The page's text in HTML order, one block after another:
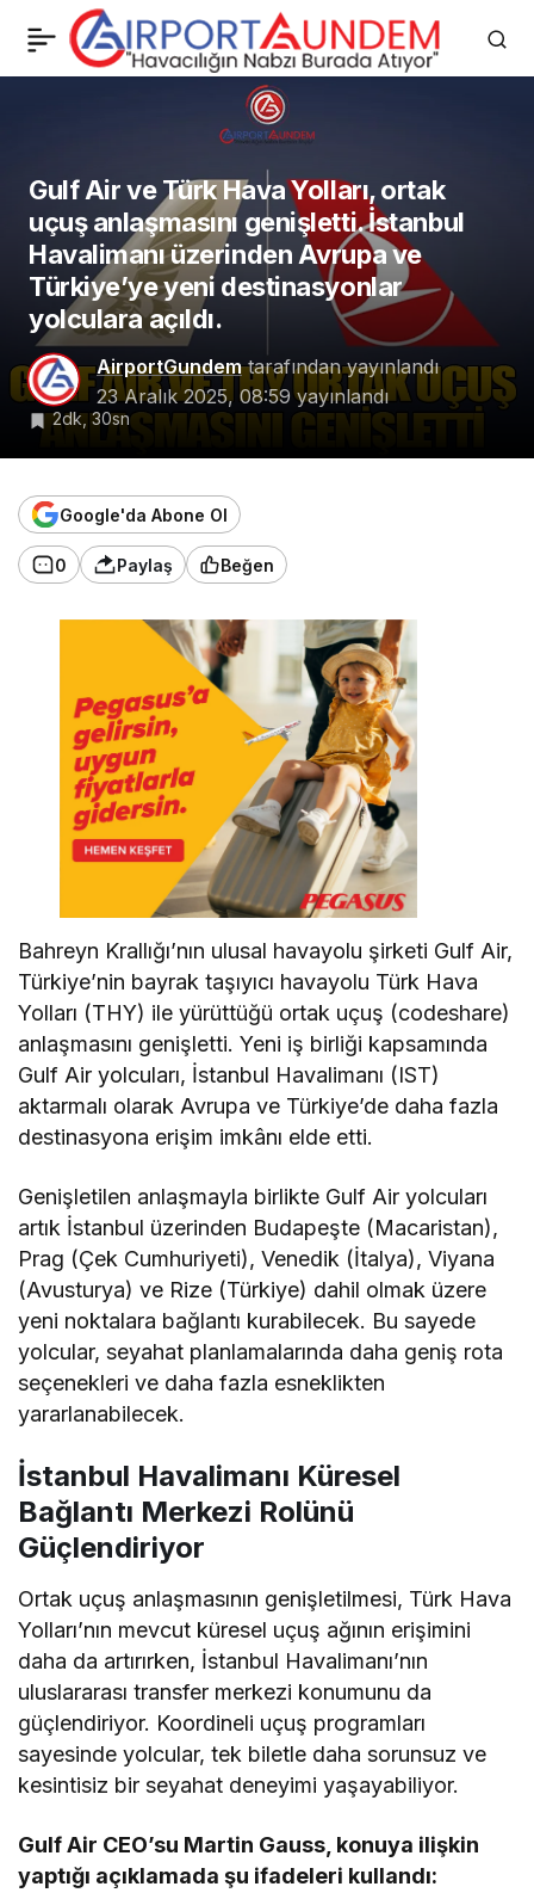
Gulf Air ve Türk Hava Yolları, ortak
uçuş anlaşmasını genişletti. İstanbul
Havalimanı üzerinden Avrupa ve
Türkiye’ye yeni destinasyonlar
yolculara açıldı.
AirportGundemtarafından yayınlandı
23 Aralık 2025, 08:59yayınlandı
2dk, 30sn
Google'da Abone Ol
0 Paylaş Beğen
Bahreyn Krallığı’nın ulusal havayolu şirketi Gulf Air,
Türkiye’nin bayrak taşıyıcı havayolu Türk Hava
Yolları (THY) ile yürüttüğü ortak uçuş (codeshare)
anlaşmasını genişletti. Yeni iş birliği kapsamında
Gulf Air yolcuları, İstanbul Havalimanı (IST)
aktarmalı olarak Avrupa ve Türkiye’de daha fazla
destinasyona erişim imkânı elde etti.
Genişletilen anlaşmayla birlikte Gulf Air yolcuları
artık İstanbul üzerinden Budapeşte (Macaristan),
Prag (Çek Cumhuriyeti), Venedik (İtalya), Viyana
(Avusturya) ve Rize (Türkiye) dahil olmak üzere
yeni noktalara bağlantı kurabilecek. Bu sayede
yolcular, seyahat planlamalarında daha geniş rota
seçenekleri ve daha fazla esneklikten
yararlanabilecek.
İstanbul Havalimanı Küresel
Bağlantı Merkezi Rolünü
Güçlendiriyor
Ortak uçuş anlaşmasının genişletilmesi, Türk Hava
Yolları’nın mevcut küresel uçuş ağının erişimini
daha da artırırken, İstanbul Havalimanı’nın
uluslararası transfer merkezi konumunu da
güçlendiriyor. Koordineli uçuş programları
sayesinde yolcular, tek biletle daha sorunsuz ve
kesintisiz bir seyahat deneyimi yaşayabiliyor.
Gulf Air CEO’su Martin Gauss, konuya ilişkin
yaptığı açıklamada şu ifadeleri kullandı:
Ryanair Uçağı Yakıt 0 Paylaş